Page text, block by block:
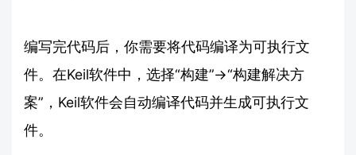
编写完代码后，你需要将代码编译为可执行文
件。在Keil软件中，选择“构建”->“构建解决方
案”，Keil软件会自动编译代码并生成可执行文
件。